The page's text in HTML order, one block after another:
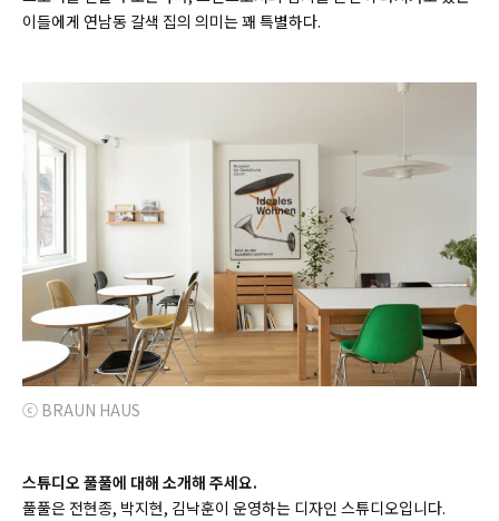
이들에게 연남동 갈색 집의 의미는 꽤 특별하다.
ⓒ BRAUN HAUS
스튜디오 풀풀에 대해 소개해 주세요.
풀풀은 전현종, 박지현, 김낙훈이 운영하는 디자인 스튜디오입니다.